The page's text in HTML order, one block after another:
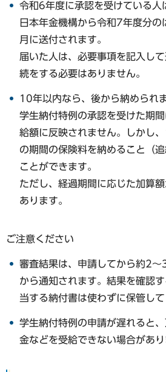
令和6年度に承認を受けている人
日本年金機構から令和7年度分
月に送付されます。
届いた人は、必要事項を記入し
続をする必要はありません。
10年以内なら、後から納められ
学生納付特例の承認を受けた期
給額に反映されません。しかし
の期間の保険料を納めること（
ことができます。
ただし、経過期間に応じた加算
あります。
ご注意ください
審査結果は、申請してから約2〜
から通知されます。結果を確認
当する納付書は使わずに保管して
学生納付特例の申請が遅れると
金などを受給できない場合があり